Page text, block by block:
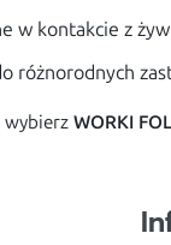
w kontakcie z
różnorodnych
wybierzWORKI